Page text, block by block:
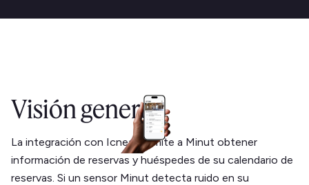
Visión general
La integración con Icnea permite a Minut obtener
información de reservas y huéspedes de su calendario de
reservas. Si un sensor Minut detecta ruido en su